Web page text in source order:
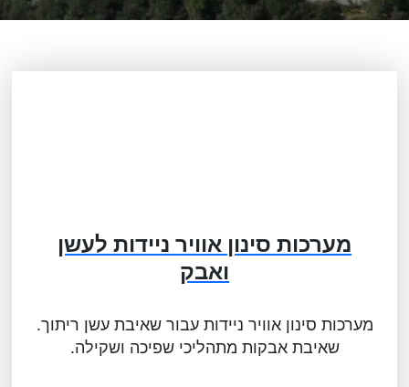
מערכות סינון אוויר ניידות לעשן
ואבק
מערכות סינון אוויר ניידות עבור שאיבת עשן ריתוך.
שאיבת אבקות מתהליכי שפיכה ושקילה.